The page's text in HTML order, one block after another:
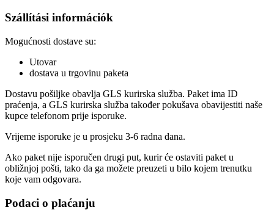
Szállítási információk
Mogućnosti dostave su:
Utovar
dostava u trgovinu paketa
Dostavu pošiljke obavlja GLS kurirska služba. Paket ima ID
praćenja, a GLS kurirska služba također pokušava obavijestiti naše
kupce telefonom prije isporuke.
Vrijeme isporuke je u prosjeku 3-6 radna dana.
Ako paket nije isporučen drugi put, kurir će ostaviti paket u
obližnjoj pošti, tako da ga možete preuzeti u bilo kojem trenutku
koje vam odgovara.
Podaci o plaćanju